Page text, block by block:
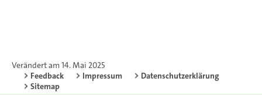
Verändert am 14. Mai 2025
Feedback
Impressum
Datenschutzerklärung
Sitemap